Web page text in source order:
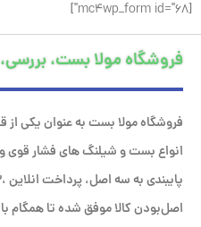
[mc4wp_form id="68"]
فروشگاه مولا بست،
فروشگاه مولا بست به عنوان یکی
انواع بست و شیلنگ های فشار قوی
اصل‌بودن کالا موفق شده تا همگام